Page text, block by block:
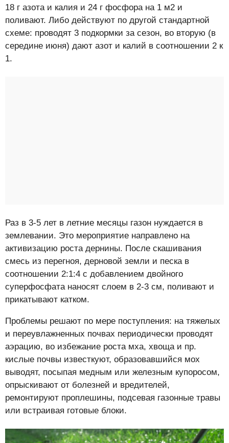
18 г азота и калия и 24 г фосфора на 1 м2 и
поливают. Либо действуют по другой стандартной
схеме: проводят 3 подкормки за сезон, во вторую (в
середине июня) дают азот и калий в соотношении 2 к
1.
Раз в 3-5 лет в летние месяцы газон нуждается в
землевании. Это мероприятие направлено на
активизацию роста дернины. После скашивания
смесь из перегноя, дерновой земли и песка в
соотношении 2:1:4 с добавлением двойного
суперфосфата наносят слоем в 2-3 см, поливают и
прикатывают катком.
Проблемы решают по мере поступления: на тяжелых
и переувлажненных почвах периодически проводят
аэрацию, во избежание роста мха, хвоща и пр.
кислые почвы известкуют, образовавшийся мох
выводят, посыпая медным или железным купоросом,
опрыскивают от болезней и вредителей,
ремонтируют проплешины, подсевая газонные травы
или встраивая готовые блоки.